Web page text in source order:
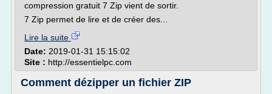
compression gratuit 7 Zip vient de sortir.
7 Zip permet de lire et de créer des...
Lire la suite
Date: 2019-01-31 15:15:02
Site : http://essentielpc.com
Comment dézipper un fichier ZIP